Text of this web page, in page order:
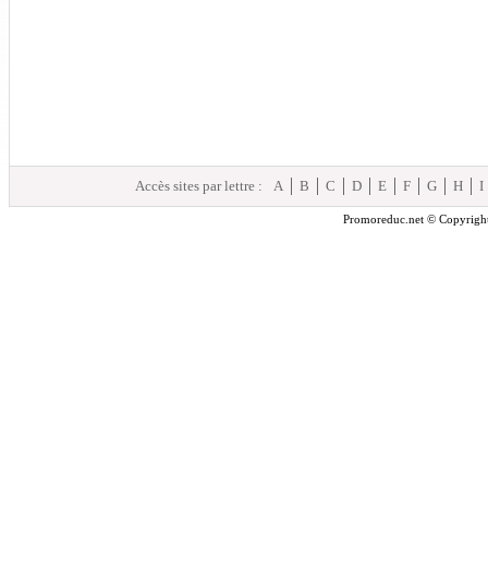
Accès sites par lettre : A B C D E F G H I
Promoreduc.net ©